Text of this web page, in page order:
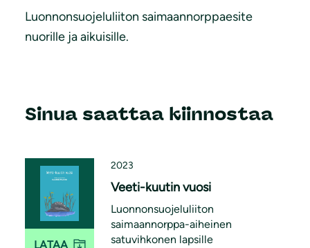
Luonnonsuojeluliiton saimaannorppaesite
nuorille ja aikuisille.
Sinua saattaa kiinnostaa
LATAA
2023
Veeti-kuutin vuosi
Luonnonsuojeluliiton
saimaannorppa-aiheinen
satuvihkonen lapsille